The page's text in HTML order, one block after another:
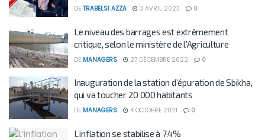
DE TRABELSI AZZA 3 AVRIL 2023 0
Le niveau des barrages est extrêmement
critique, selon le ministère de l’Agriculture
DE MANAGERS 27 DÉCEMBRE 2022 0
Inauguration de la station d’épuration de Sbikha,
qui va toucher 20 000 habitants
DE MANAGERS 4 OCTOBRE 2021 0
L’inflation se stabilise à 7.4%